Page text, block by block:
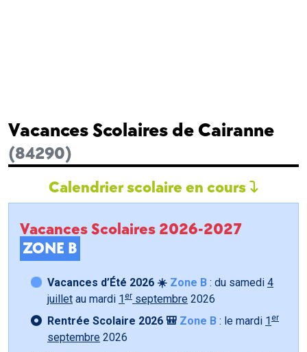
Vacances Scolaires de Cairanne
(84290)
Calendrier scolaire en cours
Vacances Scolaires 2026-2027
ZONE B
Vacances d’Été 2026 ☀️ Zone B : du samedi 4
juillet au mardi 1 er septembre 2026
Rentrée Scolaire 2026 🎒 Zone B : le mardi 1 er
septembre 2026